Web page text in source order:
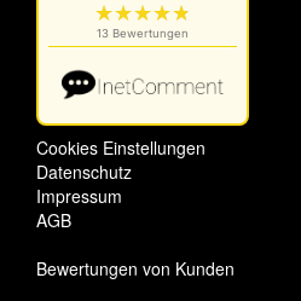
Cookies Einstellungen
Datenschutz
Impressum
AGB
Bewertungen von Kunden